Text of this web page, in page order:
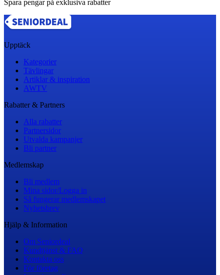
Spara pengar på exklusiva rabatter
Upptäck
Kategorier
Tävlingar
Artiklar & inspiration
AWTV
Rabatter & Partners
Alla rabatter
Partnersidor
Utvalda kampanjer
Bli partner
Medlemskap
Bli medlem
Mina sidor/Logga in
Så fungerar medlemskapet
Nyhetsbrev
Hjälp & Information
Om Seniordeal
Kundtjänst & FAQ
Kontakta oss
För företag